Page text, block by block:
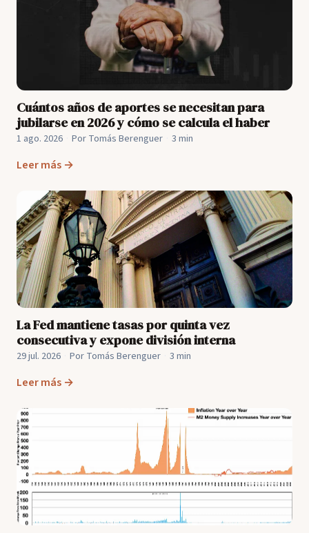
Cuántos años de aportes se necesitan para
jubilarse en 2026 y cómo se calcula el haber
1 ago. 2026 Por Tomás Berenguer 3 min
Leer más →
La Fed mantiene tasas por quinta vez
consecutiva y expone división interna
29 jul. 2026 Por Tomás Berenguer 3 min
Leer más →